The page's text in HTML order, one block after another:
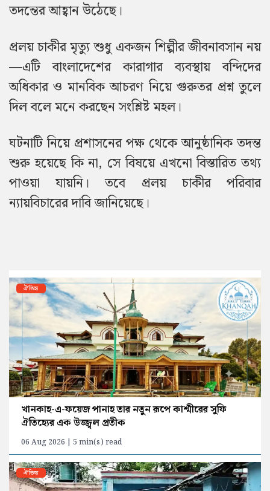
তদন্তের আহ্বান উঠেছে।
প্রলয় চাকীর মৃত্যু শুধু একজন শিল্পীর জীবনাবসান নয়
—এটি বাংলাদেশের কারাগার ব্যবস্থায় বন্দিদের
অধিকার ও মানবিক আচরণ নিয়ে গুরুতর প্রশ্ন তুলে
দিল বলে মনে করছেন সংশ্লিষ্ট মহল।
ঘটনাটি নিয়ে প্রশাসনের পক্ষ থেকে আনুষ্ঠানিক তদন্ত
শুরু হয়েছে কি না, সে বিষয়ে এখনো বিস্তারিত তথ্য
পাওয়া যায়নি। তবে প্রলয় চাকীর পরিবার
ন্যায়বিচারের দাবি জানিয়েছে।
ঐতিহ্য
খানকাহ-এ-ফয়েজ পানাহ তার নতুন রূপে কাশ্মীরের সুফি
ঐতিহ্যের এক উজ্জ্বল প্রতীক
06 Aug 2026 | 5 min(s) read
ঐতিহ্য